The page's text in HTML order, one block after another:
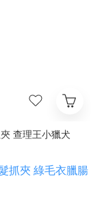
查理王小獵犬